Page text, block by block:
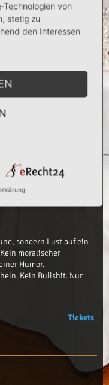
Entertainer zum
genau das bringt er
Sein Bruder? Immer an
Die
Oromo, Deutsch
Und Du denkst: Ich
Eine Show für
Witze wollen.
sondern Lust auf ein
moralischer
Humor.
Kein Bullshit. Nur
Tickets
Technologien von
stetig zu
den Interessen